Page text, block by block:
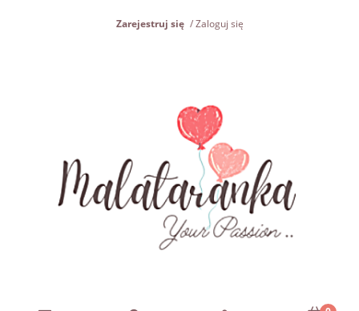
Zarejestruj się Zaloguj się